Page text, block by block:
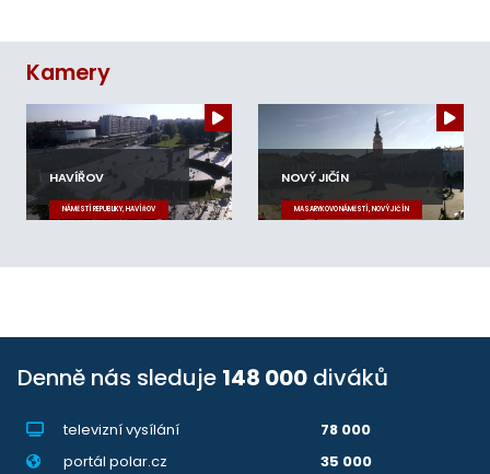
Kamery
HAVÍŘOV
NÁMĚSTÍ REPUBLIKY, HAVÍŘOV
NOVÝ JIČÍN
MASARYKOVO NÁMĚSTÍ, NOVÝ JIČÍN
Denně nás sleduje 148 000 diváků
televizní vysílání
78 000
portál polar.cz
35 000